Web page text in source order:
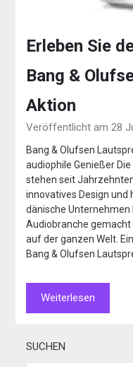
Erleben Sie
Bang &
Aktion
Veröffentlicht am 28
Bang & Olufsen
audiophile Genießer
stehen seit
innovatives Design und
dänische Unternehmen
Audiobranche
auf der ganzen Welt.
Bang & Olufsen
Weiterlesen
SUCHEN